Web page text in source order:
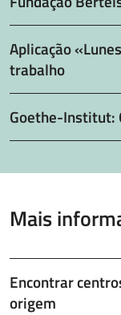
Aplicação
trabalho
Goethe-Institut:
Mais
Encontrar
origem